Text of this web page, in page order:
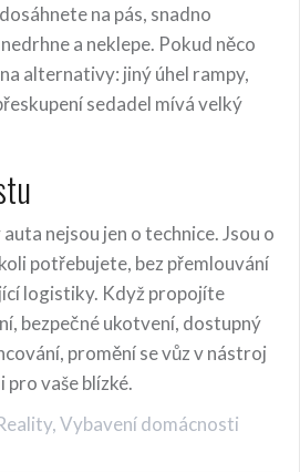
na pás, snadno
a neklepe. Pokud něco
alternativy: jiný úhel rampy,
sedadel mívá velký
nejsou jen o technice. Jsou o
potřebujete, bez přemlouvání
logistiky. Když propojíte
bezpečné ukotvení, dostupný
promění se vůz v nástroj
pro vaše blízké.
,Vybavení domácnosti